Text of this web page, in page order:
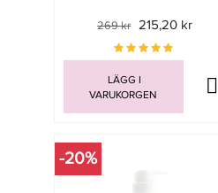
269 kr 215,20 kr
LÄGG I
VARUKORGEN
-20%